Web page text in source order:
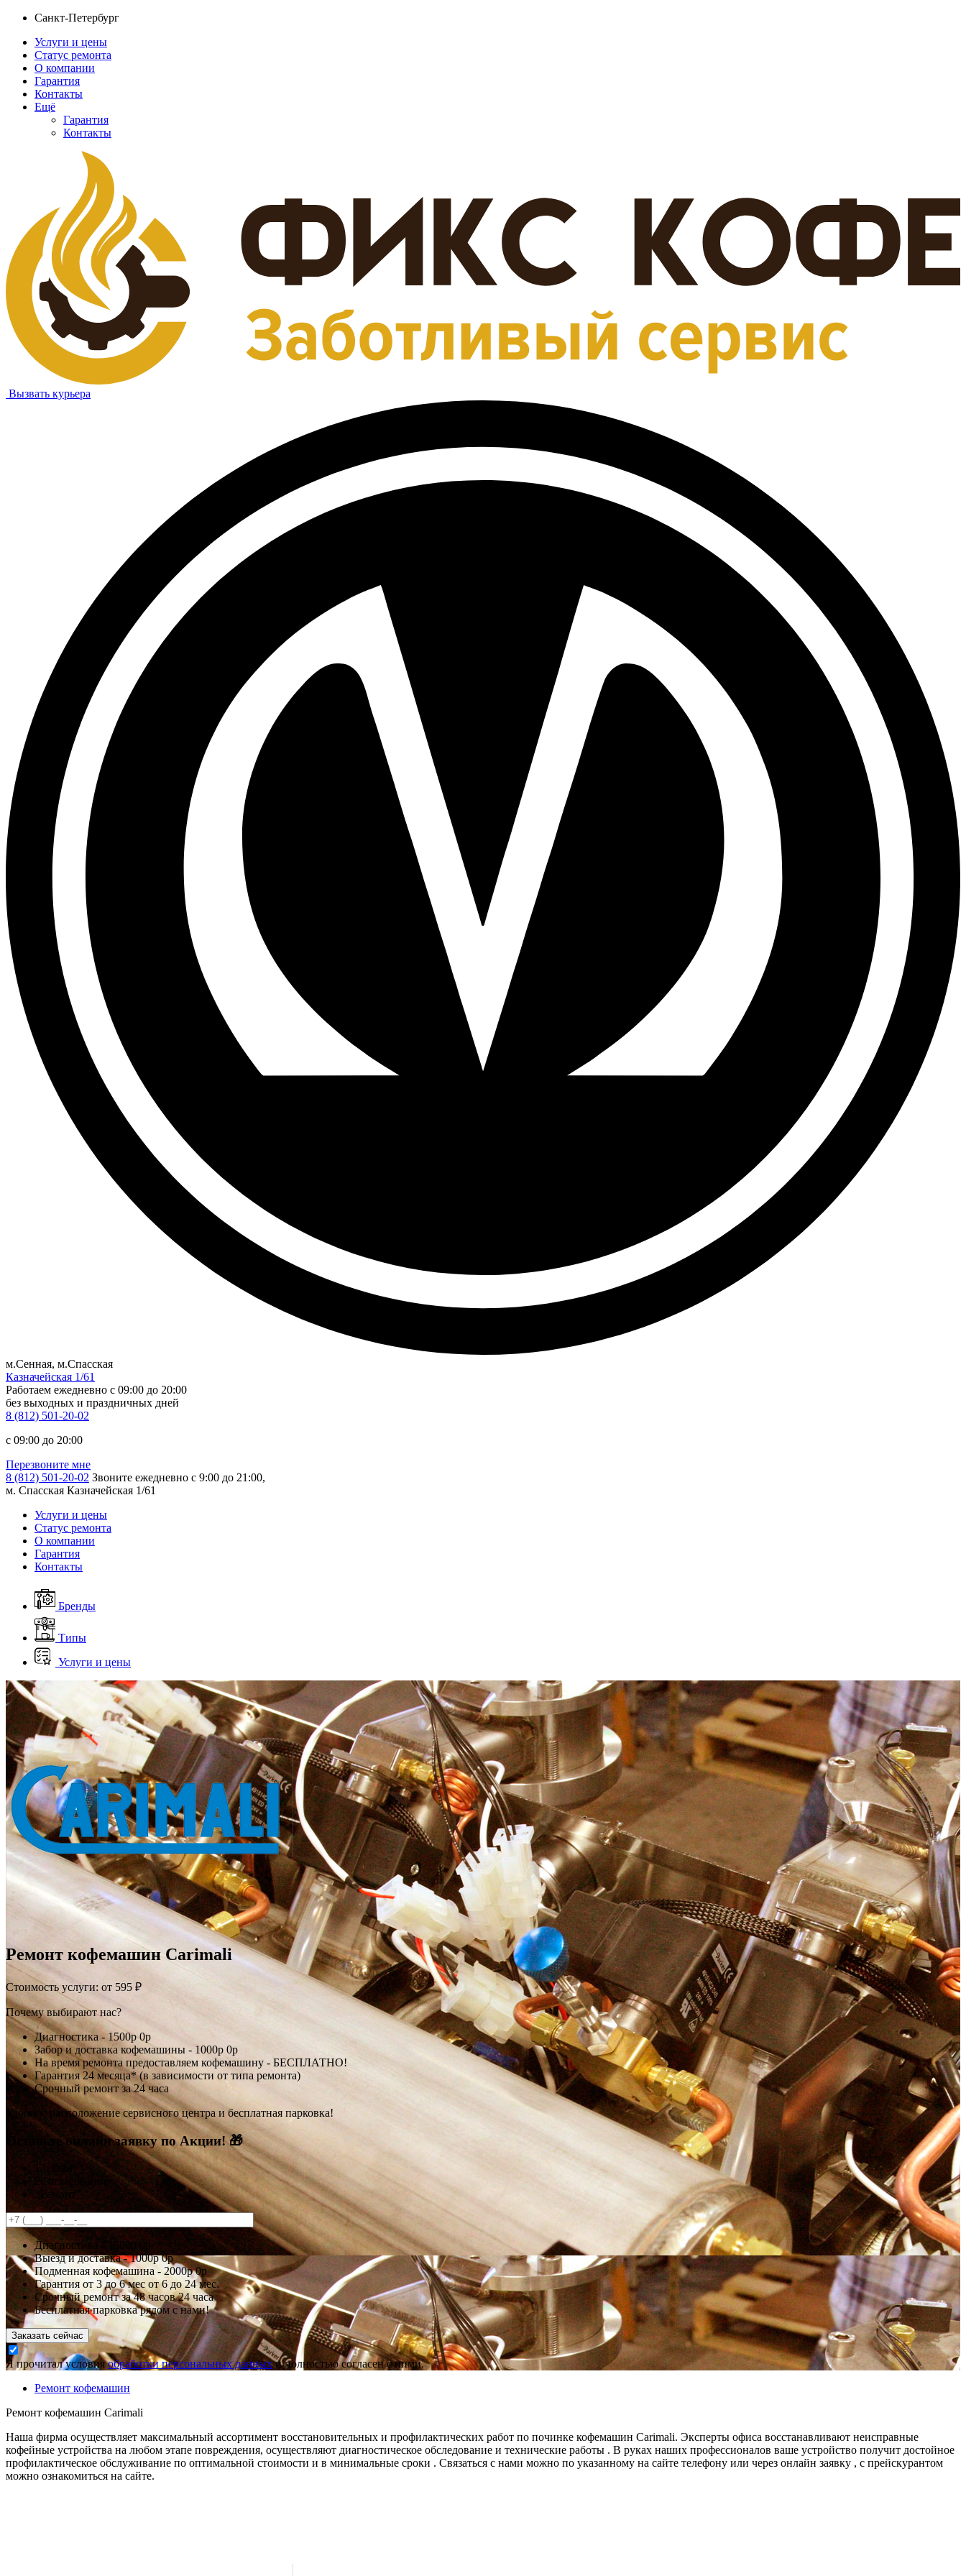
Санкт-Петербург
Услуги и цены
Статус ремонта
О компании
Гарантия
Контакты
Ещё
Гарантия
Контакты
Вызвать курьера
м.Сенная, м.Спасская
Казначейская 1/61
Работаем ежедневно c 09:00 до 20:00
без выходных и праздничных дней
8 (812) 501-20-02
c 09:00 до 20:00
Перезвоните мне
8 (812) 501-20-02 Звоните ежедневно с 9:00 до 21:00,
м. Спасская Казначейская 1/61
Услуги и цены
Статус ремонта
О компании
Гарантия
Контакты
Бренды
Типы
Услуги и цены
Ремонт кофемашин Carimali
Стоимость услуги: от 595 ₽
Почему выбирают нас?
Диагностика -1500р0р
Забор и доставка кофемашины - 1000р 0р
На время ремонта предоставляем кофемашину - БЕСПЛАТНО!
Гарантия 24 месяца* (в зависимости от типа ремонта)
Срочный ремонт за 24 часа
Удобное расположение сервисного центра и бесплатная парковка!
Оставьте онлайн заявку по Акции! 🎁
1 Заявка
2 Согласование
3 Ремонт
Диагностика - 1500р 0р
Выезд и доставка -1000р0р
Подменная кофемашина - 2000р0р
Гарантия от 3 до 6 мес от 6 до 24 мес.
Срочный ремонт за48 часов24 часа
Бесплатная парковка рядом с нами!
Заказать сейчас
Я прочитал условияобработки персональных данныхи полностью согласен с ними.
Ремонт кофемашин
Ремонт кофемашин Carimali
Наша фирма осуществляет максимальный ассортимент восстановительных и профилактических работ по починке кофемашин Carimali. Эксперты офиса восстанавливают неисправные
кофейные устройства на любом этапе повреждения, осуществляют диагностическое обследование и технические работы . В руках наших профессионалов ваше устройство получит достойное
профилактическое обслуживание по оптимальной стоимости и в минимальные сроки . Связаться с нами можно по указанному на сайте телефону или через онлайн заявку , с прейскурантом
можно ознакомиться на сайте.